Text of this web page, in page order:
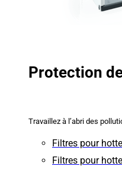
Protection
Travaillez à l’abri des
Filtres pour
Filtres pour